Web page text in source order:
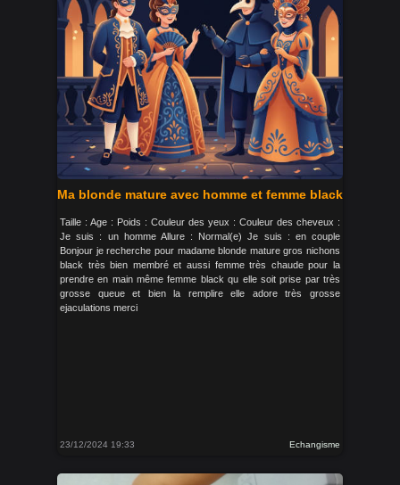
Ma blonde mature avec homme et femme black
Taille : Age : Poids : Couleur des yeux : Couleur des cheveux :
Je suis : un homme Allure : Normal(e) Je suis : en couple
Bonjour je recherche pour madame blonde mature gros nichons
black très bien membré et aussi femme très chaude pour la
prendre en main même femme black qu elle soit prise par très
grosse queue et bien la remplire elle adore très grosse
ejaculations merci
23/12/2024 19:33 Echangisme